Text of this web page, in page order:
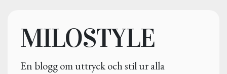
MILOSTYLE
En blogg om uttryck och stil ur alla